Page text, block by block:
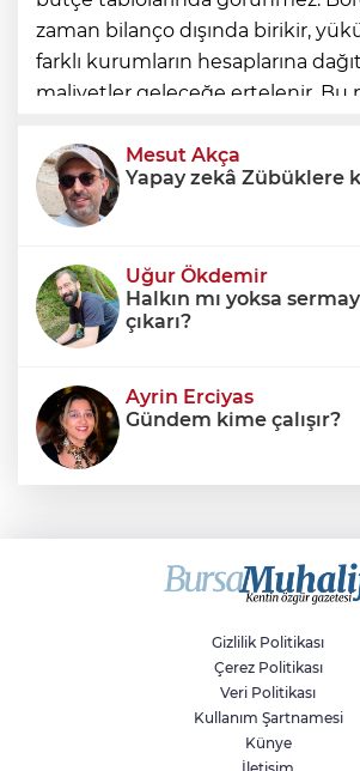
zaman bilanço dışında birikir,
farklı kurumların hesaplarına
maliyetler geleceğe ertelenir. Bu
yalnızca bütçe açığına veya resmi
Mesut Akça
Yapay zekâ Zübüklere
Uğur Ökdemir
Halkın mı yoksa
çıkarı?
Ayrin Erciyas
Gündem kime çalışır?
Savaşların gölgesinde
doğa ve kaybedilen
Gizlilik Politikası
Çerez Politikası
Veri Politikası
Kullanım Şartnamesi
Künye